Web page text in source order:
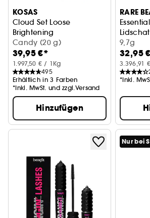
KOSAS
Cloud Set Loose
Brightening
Fixierender, durchscheinender loser
Candy (20 g)
39,95 €*
1.997,50 € / 1Kg
495
Erhältlich in 3 Farben
*Inkl. MwSt. und zzgl.Versand
Hinzufügen
RARE
9,7g
32,95
3.396,91
*Inkl.
Nur bei